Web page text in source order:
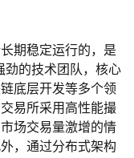
期稳定运行的，是
劲的技术团队，核心
底层开发等多个领
易所采用高性能撮
场交易量激增的情
，通过分布式架构